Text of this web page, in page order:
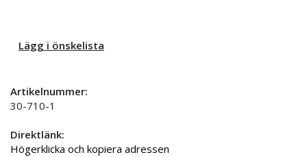
Lägg i önskelista
Artikelnummer:
30-710-1
Direktlänk:
Högerklicka och kopiera adressen